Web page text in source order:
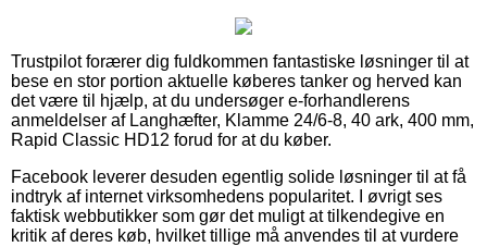
Trustpilot forærer dig fuldkommen fantastiske løsninger til at
bese en stor portion aktuelle køberes tanker og herved kan
det være til hjælp, at du undersøger e-forhandlerens
anmeldelser af Langhæfter, Klamme 24/6-8, 40 ark, 400 mm,
Rapid Classic HD12 forud for at du køber.
Facebook leverer desuden egentlig solide løsninger til at få
indtryk af internet virksomhedens popularitet. I øvrigt ses
faktisk webbutikker som gør det muligt at tilkendegive en
kritik af deres køb, hvilket tillige må anvendes til at vurdere